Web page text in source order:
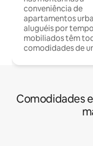
conveniência de
apartamentos
aluguéis por
mobiliados têm
comodidades de
Comodidades